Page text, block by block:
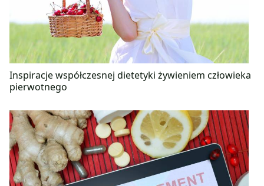
Inspiracje współczesnej dietetyki żywieniem człowieka
pierwotnego